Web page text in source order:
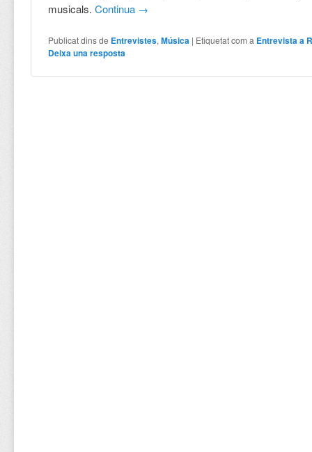
musicals.Continua →
Publicat dins de Entrevistes,Música | Etiquetat com a Entrevista a
Deixa una resposta